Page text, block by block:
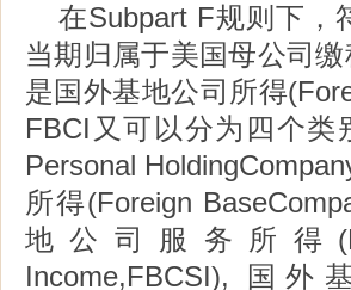
在Subpart F规则下，
当期归属于美国母公司
是国外基地公司所得
FBCI又可以分为四个类
Personal
所得(Foreign
地公司服务所得
Income,FBCSI), 国